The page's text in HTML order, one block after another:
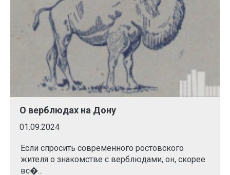
О верблюдах на Дону
01.09.2024
Если спросить современного ростовского
жителя о знакомстве с верблюдами, он, скорее
вс�...